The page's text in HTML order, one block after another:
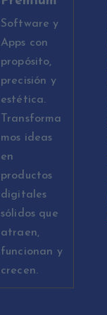
Software y
Apps con
propósito,
precisión y
estética.
Transforma
mos ideas
en
productos
digitales
sólidos que
atraen,
funcionan y
crecen.